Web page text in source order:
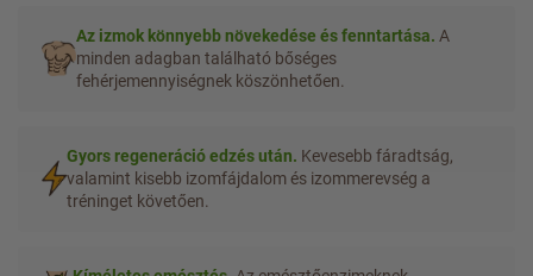
Az izmok könnyebb növekedése és fenntartása. A
minden adagban található bőséges
fehérjemennyiségnek köszönhetően.
Gyors regeneráció edzés után. Kevesebb fáradtság,
valamint kisebb izomfájdalom és izommerevség a
tréninget követően.